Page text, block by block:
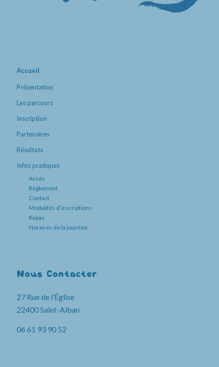
Accueil
Présentation
Les parcours
Inscription
Partenaires
Résultats
Infos pratiques
Accès
Règlement
Contact
Modalités d’inscriptions
Repas
Horaires de la journée
Nous Contacter
27 Rue de l’Église
22400 Saint-Alban
06 61 93 90 52